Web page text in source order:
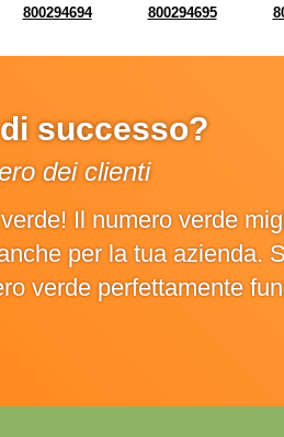
800294694 800294695
successo?
dei clienti
Il numero verde
per la tua azienda.
verde perfettamente